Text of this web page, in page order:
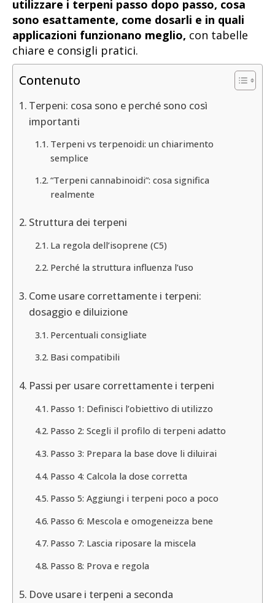
utilizzare i terpeni passo dopo passo, cosa
sono esattamente, come dosarli e in quali
applicazioni funzionano meglio, con tabelle
chiare e consigli pratici.
Contenuto
Terpeni: cosa sono e perché sono così
importanti
Terpeni vs terpenoidi: un chiarimento
semplice
“Terpeni cannabinoidi”: cosa significa
realmente
Struttura dei terpeni
La regola dell’isoprene (C5)
Perché la struttura influenza l’uso
Come usare correttamente i terpeni:
dosaggio e diluizione
Percentuali consigliate
Basi compatibili
Passi per usare correttamente i terpeni
Passo 1: Definisci l’obiettivo di utilizzo
Passo 2: Scegli il profilo di terpeni adatto
Passo 3: Prepara la base dove li diluirai
Passo 4: Calcola la dose corretta
Passo 5: Aggiungi i terpeni poco a poco
Passo 6: Mescola e omogeneizza bene
Passo 7: Lascia riposare la miscela
Passo 8: Prova e regola
Dove usare i terpeni a seconda